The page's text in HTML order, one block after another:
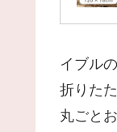
イブル
折りた
丸ごと